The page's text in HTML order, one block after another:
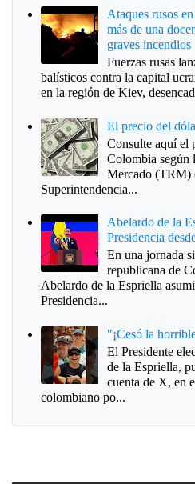
Ataques rusos
más de una
graves incendios
Fuerzas rusas
balísticos contra la capital
en la región de Kiev,
El precio del
Consulte aquí el
Colombia según
Mercado (TRM)
Superintendencia...
Abelardo de la
Presidencia
En una jornada
republicana de
Abelardo de la Espriella
Presidencia...
"¡Cesó la
El Presidente
de la Espriella,
cuenta de X, en
colombiano po...